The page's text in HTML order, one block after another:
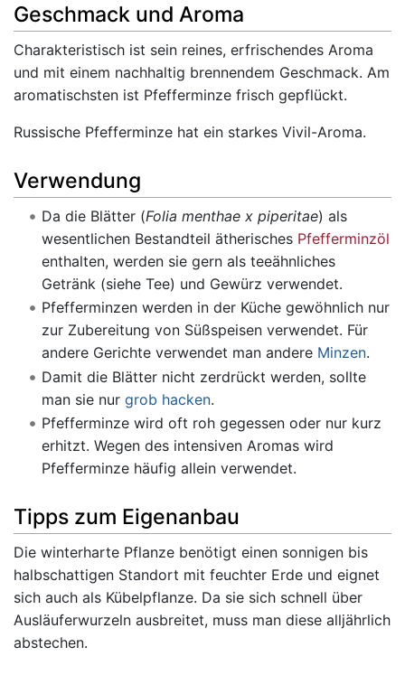
Geschmack und Aroma
Charakteristisch ist sein reines, erfrischendes Aroma
und mit einem nachhaltig brennendem Geschmack. Am
aromatischsten ist Pfefferminze frisch gepflückt.
Russische Pfefferminze hat ein starkes Vivil-Aroma.
Verwendung
Da die Blätter (Folia menthae x piperitae) als
wesentlichen Bestandteil ätherisches Pfefferminzöl
enthalten, werden sie gern als teeähnliches
Getränk (siehe Tee) und Gewürz verwendet.
Pfefferminzen werden in der Küche gewöhnlich nur
zur Zubereitung von Süßspeisen verwendet. Für
andere Gerichte verwendet man andere Minzen.
Damit die Blätter nicht zerdrückt werden, sollte
man sie nur grob hacken.
Pfefferminze wird oft roh gegessen oder nur kurz
erhitzt. Wegen des intensiven Aromas wird
Pfefferminze häufig allein verwendet.
Tipps zum Eigenanbau
Die winterharte Pflanze benötigt einen sonnigen bis
halbschattigen Standort mit feuchter Erde und eignet
sich auch als Kübelpflanze. Da sie sich schnell über
Ausläuferwurzeln ausbreitet, muss man diese alljährlich
abstechen.